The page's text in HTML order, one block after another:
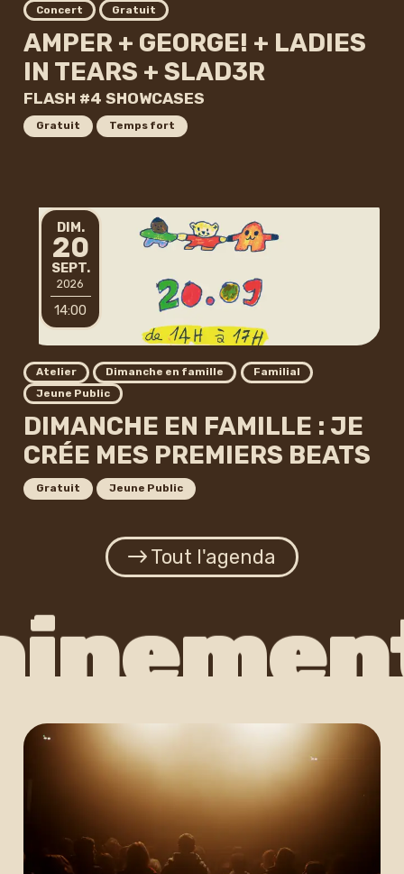
Concert Gratuit
AMPER + GEORGE! + LADIES
IN TEARS + SLAD3R
FLASH #4 SHOWCASES
Gratuit Temps fort
DIMANCHE
DIM.
20
SEPTEMBRE
SEPT.
2026
14:00
Atelier Dimanche en famille
Familial
Jeune Public
DIMANCHE EN FAMILLE : JE
CRÉE MES PREMIERS BEATS
Gratuit Jeune Public
Tout l'agenda